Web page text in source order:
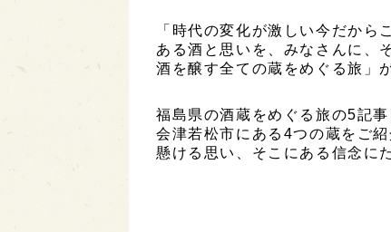
「時代の変化が激しい今だから
ある酒と思いを、みなさんに、
酒を醸す全ての蔵をめぐる旅」
福島県の酒蔵をめぐる旅の5記
会津若松市にある4つの蔵をご
懸ける思い、そこにある信念に